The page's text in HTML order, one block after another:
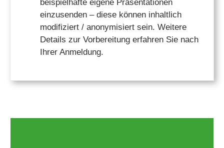
beispielhafte eigene Präsentationen
einzusenden – diese können inhaltlich
modifiziert / anonymisiert sein. Weitere
Details zur Vorbereitung erfahren Sie nach
Ihrer Anmeldung.